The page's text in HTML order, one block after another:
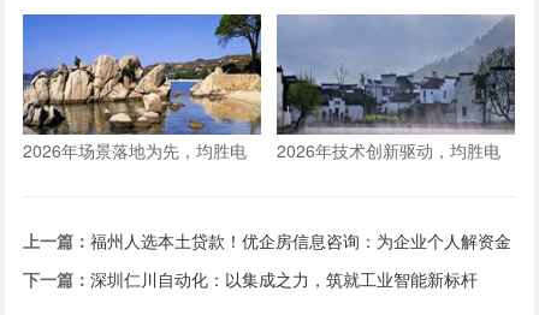
坐空间体验：适合一家三口长途
旅行的豪华轿车新选择
子构建人形机器人核心竞争力
2026年场景落地为先，均胜电
2026年技术创新驱动，均胜电
上一篇：福州人选本土贷款！优企房信息咨询：为企业个人解资金
忧
下一篇：深圳仁川自动化：以集成之力，筑就工业智能新标杆